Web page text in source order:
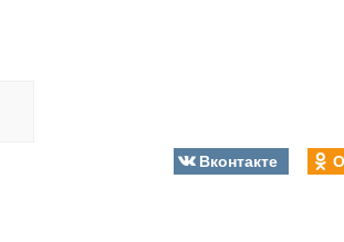
Вконтакте